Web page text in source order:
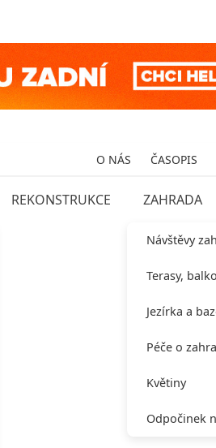
O NÁS ČASOPIS
REKONSTRUKCE ZAHRADA
Návštěvy
Terasy,
Jezírka a
Péče o
Květiny
Odpočinek